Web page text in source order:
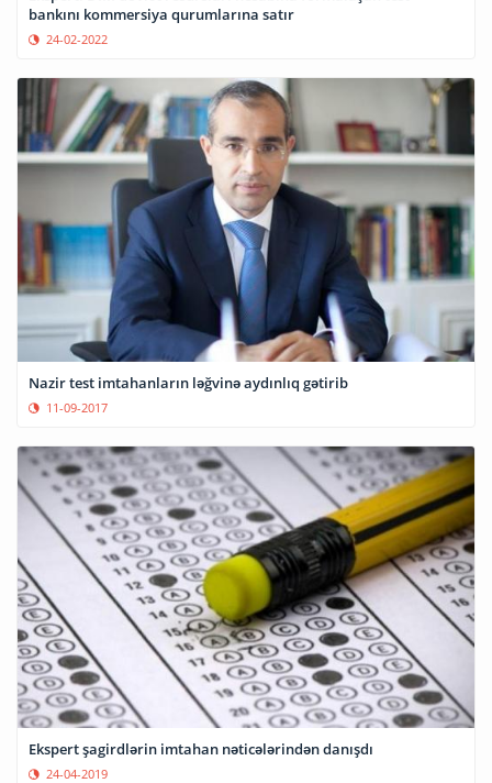
bankını kommersiya qurumlarına satır
24-02-2022
Nazir test imtahanların ləğvinə aydınlıq gətirib
11-09-2017
Ekspert şagirdlərin imtahan nəticələrindən danışdı
24-04-2019